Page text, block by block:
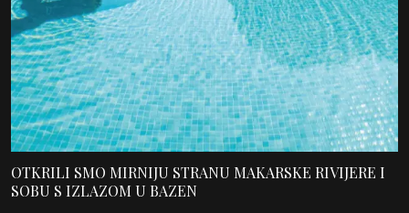
OTKRILI SMO MIRNIJU STRANU MAKARSKE RIVIJERE I
SOBU S IZLAZOM U BAZEN